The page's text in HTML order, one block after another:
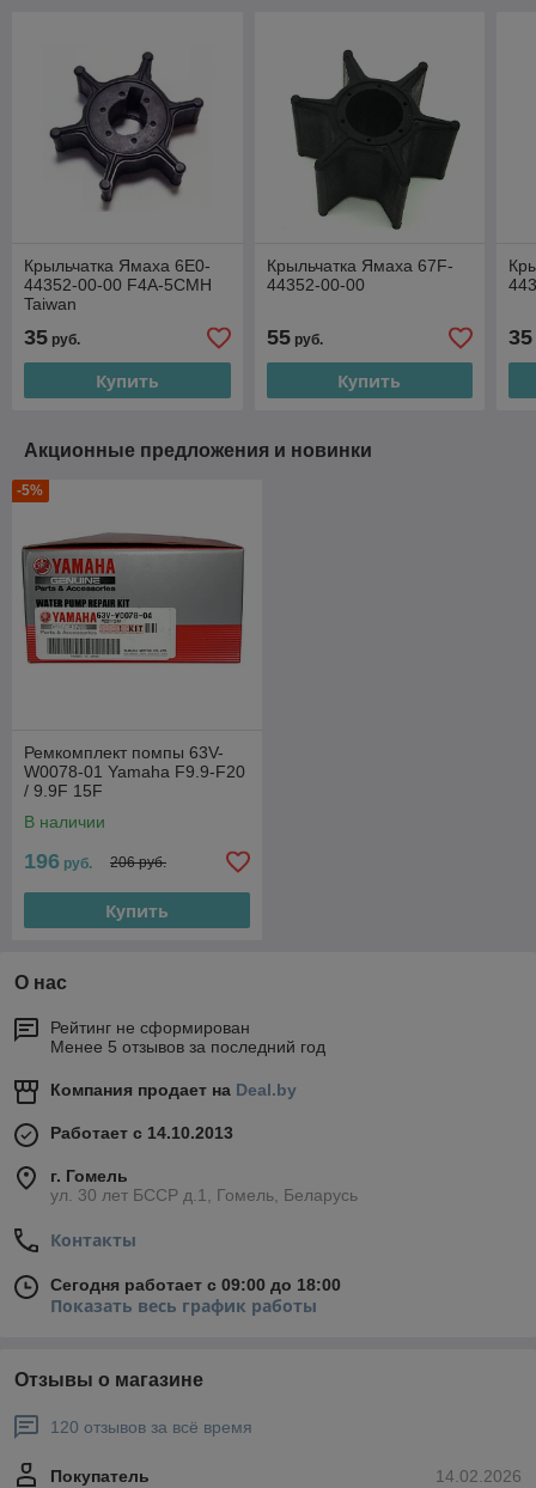
Крыльчатка Ямаха 6E0-
44352-00-00 F4A-5CMH
Taiwan
35 руб.
Купить
Крыльчатка Ямаха 67F-
44352-00-00
55руб.
Купить
35
Акционные предложения и новинки
-5%
Ремкомплект помпы 63V-
W0078-01 Yamaha F9.9-F20
/ 9.9F 15F
В наличии
196 руб. 206 руб.
Купить
О нас
Рейтинг не сформирован
Менее 5 отзывов за последний год
Компания продает на Deal.by
Работает с 14.10.2013
г. Гомель
ул. 30 лет БССР д.1, Гомель, Беларусь
Контакты
Сегодня работает с 09:00 до 18:00
Показать весь график работы
Отзывы о магазине
120 отзывов за всё время
14.02.2026
Покупатель